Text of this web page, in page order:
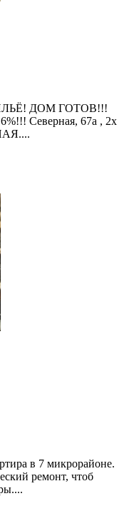
ДОМ ГОТОВ!!!
Северная, 67а , 2х
в 7 микрорайоне.
ремонт, чтоб